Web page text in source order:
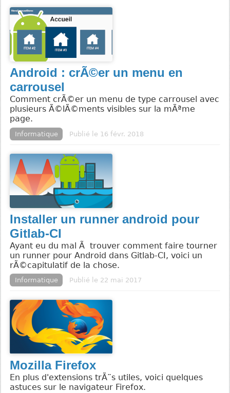
Android : crÃ©er un menu en
carrousel
Comment crÃ©er un menu de type carrousel avec
plusieurs Ã©lÃ©ments visibles sur la mÃªme
page.
Informatique Publié le 16 févr. 2018
Installer un runner android pour
Gitlab-CI
Ayant eu du mal Ã trouver comment faire tourner
un runner pour Android dans Gitlab-CI, voici un
rÃ©capitulatif de la chose.
Informatique Publié le 22 mai 2017
Mozilla Firefox
En plus d'extensions trÃ¨s utiles, voici quelques
astuces sur le navigateur Firefox.